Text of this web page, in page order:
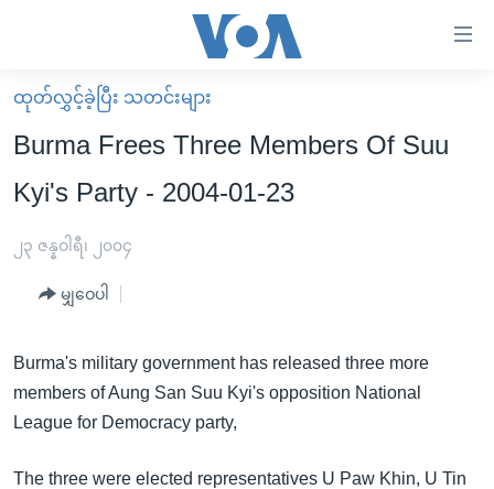
လွယ်ကူ
စေ
သည့်
Link
များ
ပင်မ
မူလစာမျက်နှာ
မြန်မာ
ကမ္ဘာ့သတင်းများ
နိုင်ငံတကာ
အစ္စရေး-ပါလက်စတိုင်း
ရပ်ဝန်းတခု လမ်းတခု အလွန်
အင်္ဂလိပ်စာလေ့လာမယ်
အမေရိကန်သုံးအီဒီယံ
မကြေးမုံရဲ့ အင်္ဂလိပ်စာ
ရုပ်ရှင်ထဲက အင်္ဂလိပ်စာ
အပတ်စဉ်ကဏ္ဍများ
ရေဒီယို
တီဗွီ
ရေဒီယိုနှင့်ရုပ်သံ အချက်အလက်များ
ရေဒီယို/တီဗွီအစီအစဉ်
ထုတ်လွှင့်ခဲ့ပြီး သတင်းများ
Burma Frees Three Members Of Suu
Kyi's Party - 2004-01-23
၂၃ ဇန္နဝါရီ၊ ၂၀၀၄
မျှဝေပါ
Burma's military government has released three more
members of Aung San Suu Kyi's opposition National
League for Democracy party,
The three were elected representatives U Paw Khin, U Tin